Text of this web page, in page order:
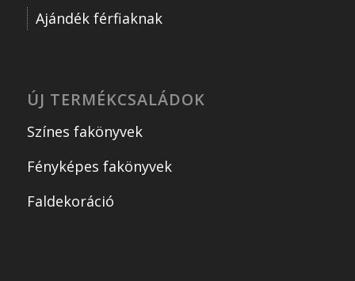
Ajándék férfiaknak
ÚJ TERMÉKCSALÁDOK
Színes fakönyvek
Fényképes fakönyvek
Faldekoráció